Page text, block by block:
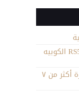
9 أشياء لا تعرفها عن اودي RS5 الكوبيه
فضيحة فولكس فاجن وخسارة أكثر من ٧